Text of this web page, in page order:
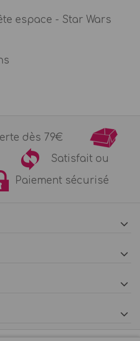
espace - Star Wars
dès 79€
Satisfait ou
Paiement sécurisé